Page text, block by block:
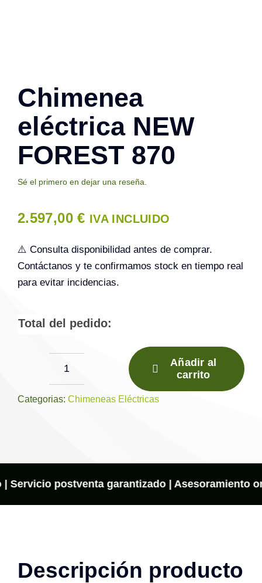
Chimenea
eléctrica NEW
FOREST 870
Sé el primero en dejar una reseña.
2.597,00€ IVA INCLUIDO
⚠️ Consulta disponibilidad antes de comprar.
Contáctanos y te confirmamos stock en tiempo real
para evitar incidencias.
Total del pedido:
eléctrica
cantidad
Añadir al
carrito
Categorias: Chimeneas Eléctricas
postventa garantizado | Asesoramiento
Descripción producto